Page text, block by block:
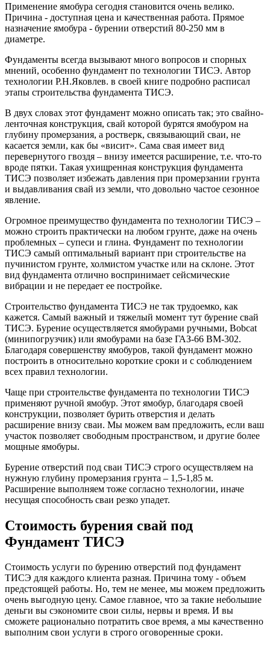
Применение ямобура сегодня становится очень велико.
Причина - доступная цена и качественная работа. Прямое
назначение ямобура - бурении отверстий 80-250 мм в
диаметре.
Фундаменты всегда вызывают много вопросов и спорных
мнений, особенно фундамент по технологии ТИСЭ. Автор
технологии Р.Н.Яковлев. в своей книге подробно расписал
этапы строительства фундамента ТИСЭ.
В двух словах этот фундамент можно описать так; это свайно-
ленточная конструкция, свай которой бурятся ямобуром на
глубину промерзания, а ростверк, связывающий сваи, не
касается земли, как бы «висит». Сама свая имеет вид
перевернутого гвоздя – внизу имеется расширение, т.е. что-то
вроде пятки. Такая ухищренная конструкция фундамента
ТИСЭ позволяет избежать давления при промерзании грунта
и выдавливания свай из земли, что довольно частое сезонное
явление.
Огромное преимущество фундамента по технологии ТИСЭ –
можно строить практически на любом грунте, даже на очень
проблемных – супеси и глина. Фундамент по технологии
ТИСЭ самый оптимальный вариант при строительстве на
пучинистом грунте, холмистом участке или на склоне. Этот
вид фундамента отлично воспринимает сейсмические
вибрации и не передает ее постройке.
Строительство фундамента ТИСЭ не так трудоемко, как
кажется. Самый важный и тяжелый момент тут бурение свай
ТИСЭ. Бурение осуществляется ямобурами ручными, Bobcat
(минипогрузчик) или ямобурами на базе ГАЗ-66 ВМ-302.
Благодаря совершенству ямобуров, такой фундамент можно
построить в относительно короткие сроки и с соблюдением
всех правил технологии.
Чаще при строительстве фундамента по технологии ТИСЭ
применяют ручной ямобур. Этот ямобур, благодаря своей
конструкции, позволяет бурить отверстия и делать
расширение внизу сваи. Мы можем вам предложить, если ваш
участок позволяет свободным пространством, и другие более
мощные ямобуры.
Бурение отверстий под сваи ТИСЭ строго осуществляем на
нужную глубину промерзания грунта – 1,5-1,85 м.
Расширение выполняем тоже согласно технологии, иначе
несущая способность сваи резко упадет.
Стоимость бурения свай под
Фундамент ТИСЭ
Стоимость услуги по бурению отверстий под фундамент
ТИСЭ для каждого клиента разная. Причина тому - объем
предстоящей работы. Но, тем не менее, мы можем предложить
очень выгодную цену. Самое главное, что за такие небольшие
деньги вы сэкономите свои силы, нервы и время. И вы
сможете рационально потратить свое время, а мы качественно
выполним свои услуги в строго оговоренные сроки.